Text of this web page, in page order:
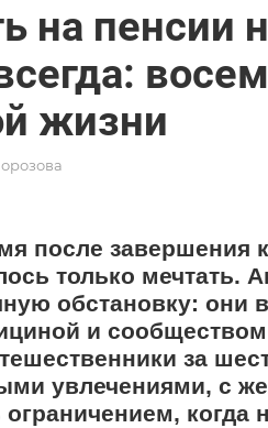
на пенсии
жизни
после завершения
только мечтать.
обстановку: они
и
за
увлечениями, с
когда